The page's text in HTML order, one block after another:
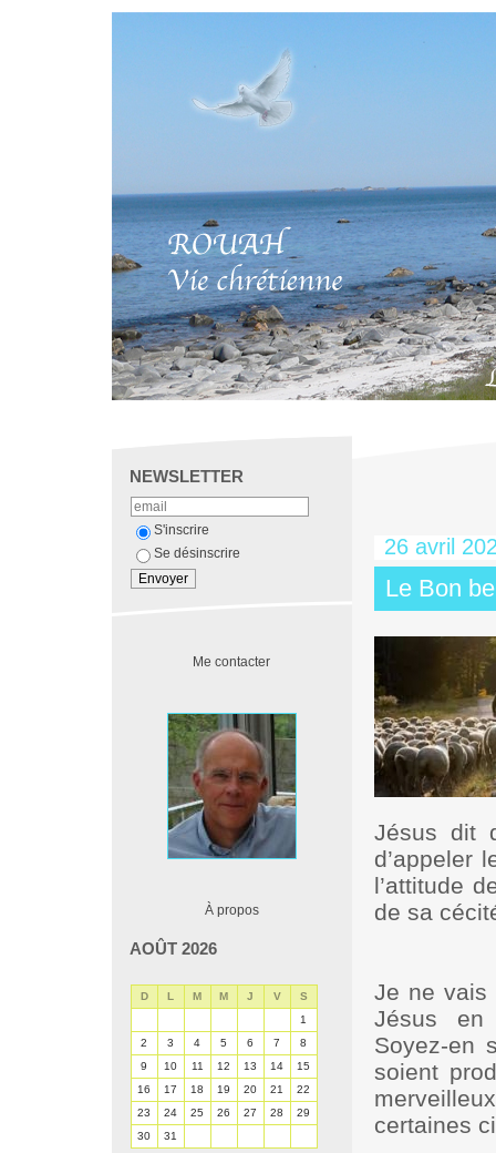
NEWSLETTER
S'inscrire
Se désinscrire
Me contacter
À propos
AOÛT 2026
D L M M J V
S
1
2
3 4 5 6 7
8
9
10 11 12 13 14
15
16
17 18 19 20 21
22
23
24 25 26 27 28
29
30
31
26 avril
Le Bon
Jésus dit
d’appeler
l’attitude
de sa
Je ne vais
Jésus en
Soyez-en
soient
certaines